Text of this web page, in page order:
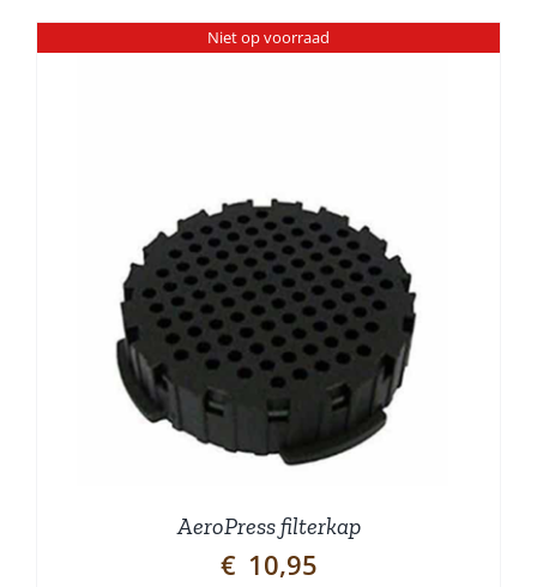
Niet op voorraad
AeroPress filterkap
€ 10,95